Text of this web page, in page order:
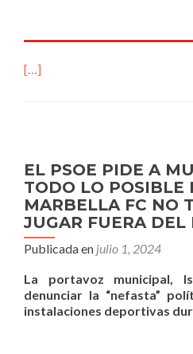
[…]
EL PSOE PIDE A
TODO LO POSIBLE
MARBELLA FC NO
JUGAR FUERA
Publicada en julio 1, 2024
La portavoz municipal,
denunciar la “nefasta”
instalaciones deportivas